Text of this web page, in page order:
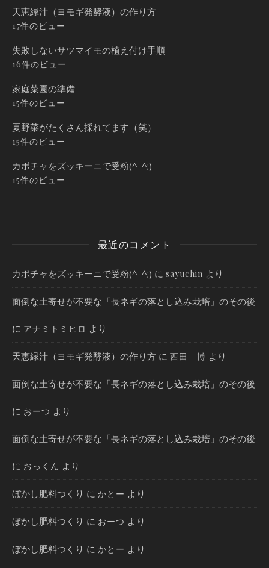
天恵緑汁（ヨモギ発酵液）の作り方
17件のビュー
失敗しないサツマイモの植え付け手順
16件のビュー
家庭菜園の準備
15件のビュー
夏野菜がたくさん採れてます（笑）
15件のビュー
カボチャをズッキーニで受粉(^_^;)
15件のビュー
最近のコメント
カボチャをズッキーニで受粉(^_^;) に sayuchin より
面倒な土寄せが不要な「長ネギの落とし込み栽培」のその後
に アナミトミヒロ より
天恵緑汁（ヨモギ発酵液）の作り方 に 西田 博 より
面倒な土寄せが不要な「長ネギの落とし込み栽培」のその後
に おーつ より
面倒な土寄せが不要な「長ネギの落とし込み栽培」のその後
に おっくん より
ぼかし肥料つくり に かとー より
ぼかし肥料つくり に おーつ より
ぼかし肥料つくり に かとー より